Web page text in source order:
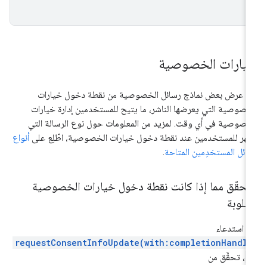
الخصوصية
عرض بعض نماذج رسائل الخصوصية من نقطة دخول خيارات
التي يعرضها الناشر، ما يتيح للمستخدمين إدارة خيارات
في أي وقت. لمزيد من المعلومات حول نوع الرسالة التي
للمستخدمين عند نقطة دخول خيارات الخصوصية، اطّلِع علىأنواع
المستخدِمين المتاحة.
مما إذا كانت نقطة دخول خيارات الخصوصية
استدعاء
، تحقَّق من